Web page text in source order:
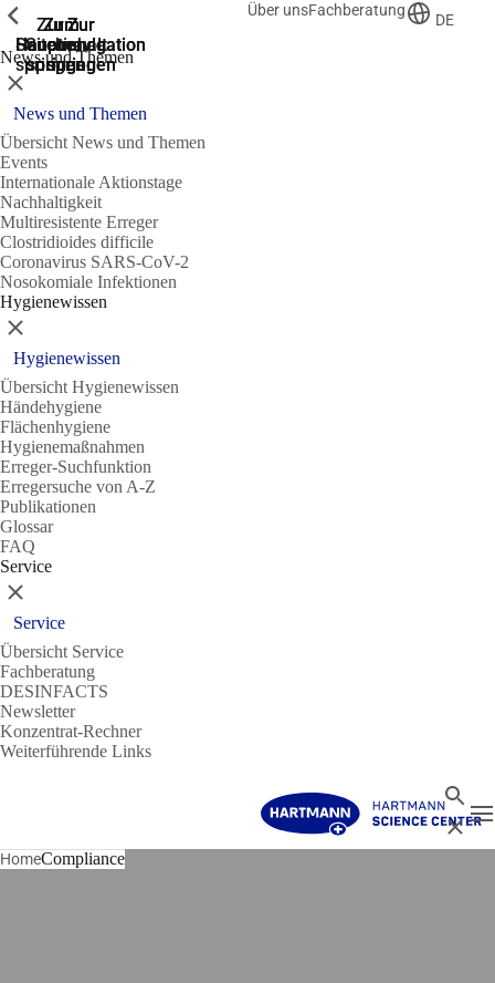
Zur
Suche
springen
Zur
Hauptnavigation
springen
Zur
Hauptnavigation
springen
Zum
Hauptinhalt
springen
Zum
Seitenende
springen
Über unsFachberatung
DE
News und Themen
Zeige vorherige
Schließen
News und Themen
Übersicht News und Themen
Events
Internationale Aktionstage
Nachhaltigkeit
Multiresistente Erreger
Clostridioides difficile
Coronavirus SARS-CoV-2
Nosokomiale Infektionen
Hygienewissen
Zeige vorherige
Schließen
Hygienewissen
Übersicht Hygienewissen
Händehygiene
Flächenhygiene
Hygienemaßnahmen
Erreger-Suchfunktion
Erregersuche von A-Z
Publikationen
Glossar
FAQ
Service
Zeige vorherige
Schließen
Service
Übersicht Service
Fachberatung
DESINFACTS
Newsletter
Konzentrat-Rechner
Weiterführende Links
Suche
HomeCompliance